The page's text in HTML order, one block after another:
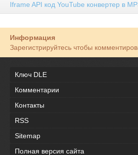
Iframe API код YouTube конвертер в
Информация
Зарегистрируйтесь чтобы
Ключ DLE
Комментарии
Контакты
RSS
Sitemap
Полная версия сайта